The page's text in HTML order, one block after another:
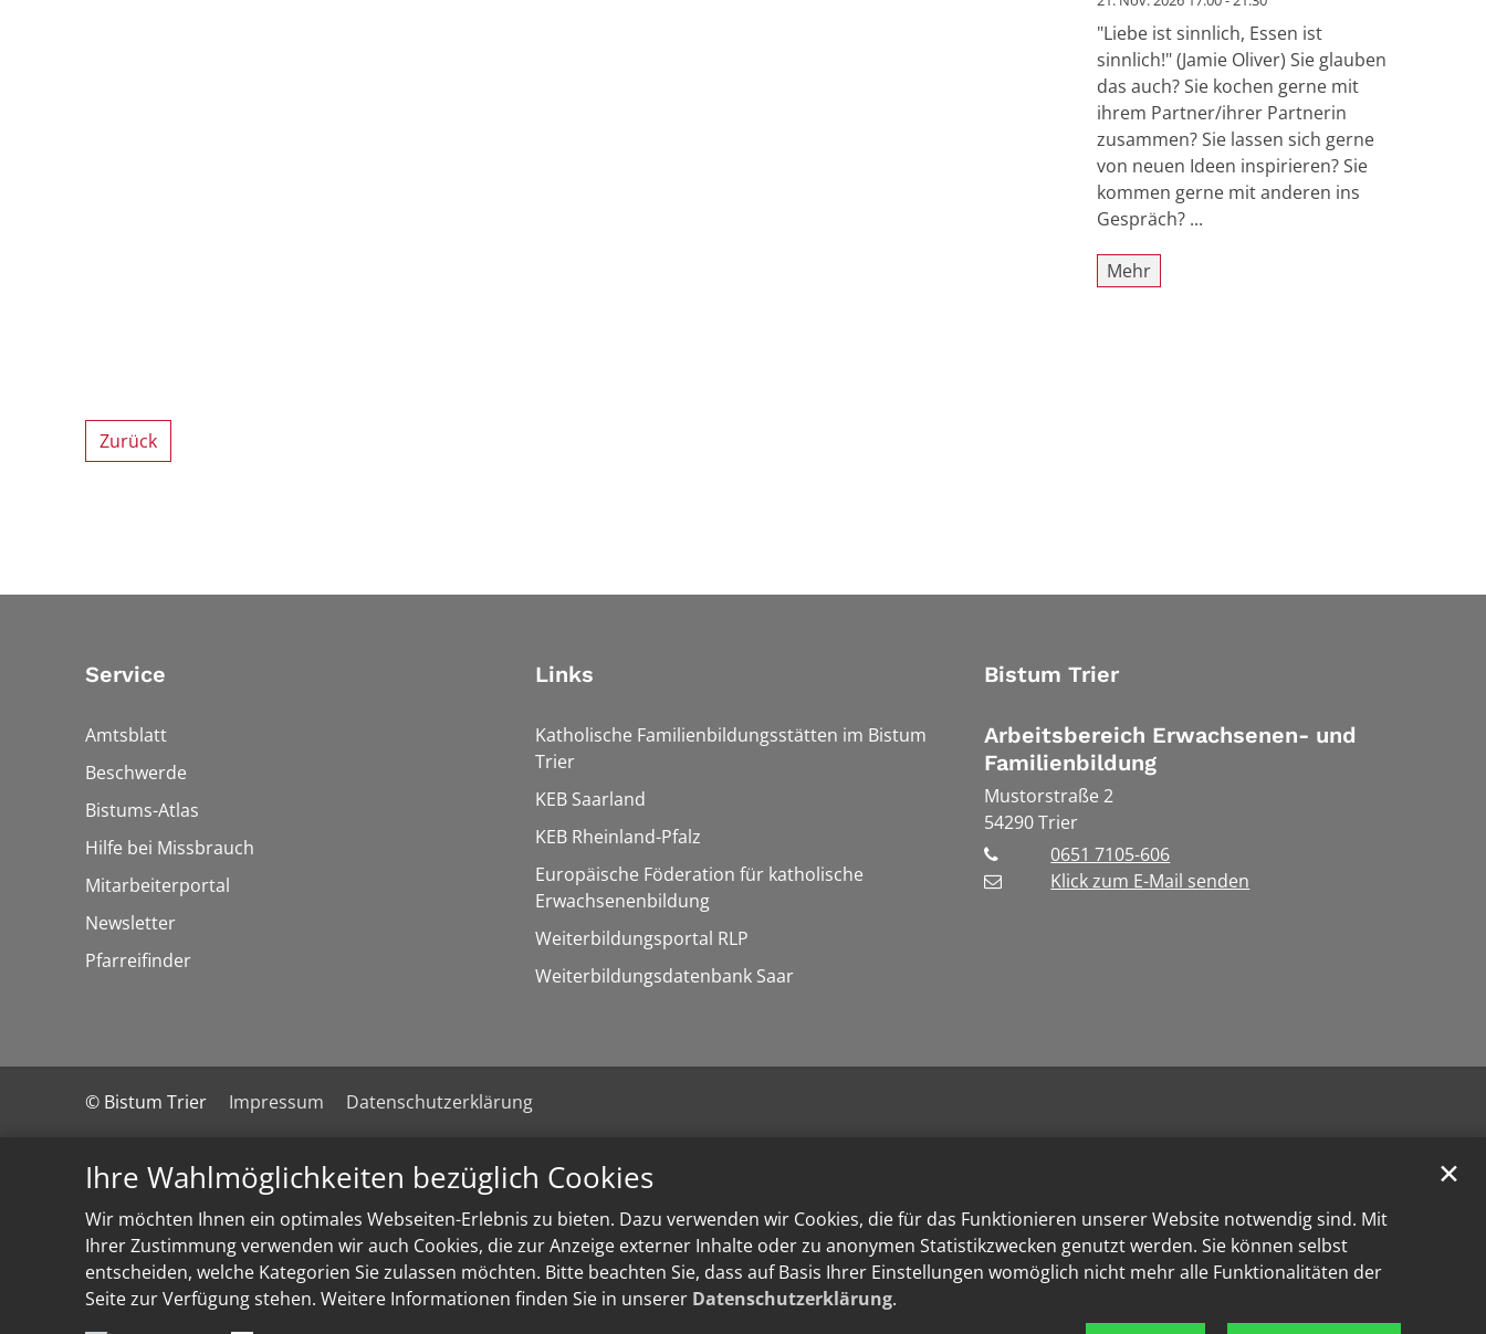
Ihre Wahlmöglichkeiten bezüglich Cookies
Wir möchten Ihnen ein optimales Webseiten-Erlebnis zu bieten. Dazu verwenden wir Cookies, die für das Funktionieren unserer Website notwendig sind. Mit
Ihrer Zustimmung verwenden wir auch Cookies, die zur Anzeige externer Inhalte oder zu anonymen Statistikzwecken genutzt werden. Sie können selbst
entscheiden, welche Kategorien Sie zulassen möchten. Bitte beachten Sie, dass auf Basis Ihrer Einstellungen womöglich nicht mehr alle Funktionalitäten der
Seite zur Verfügung stehen. Weitere Informationen finden Sie in unserer Datenschutzerklärung.
✕
"Liebe ist sinnlich, Essen ist
sinnlich!" (Jamie Oliver) Sie glauben
das auch? Sie kochen gerne mit
ihrem Partner/ihrer Partnerin
zusammen? Sie lassen sich gerne
von neuen Ideen inspirieren? Sie
kommen gerne mit anderen ins
Gespräch? ...
Mehr
Zurück
Service
Amtsblatt
Beschwerde
Bistums-Atlas
Hilfe bei Missbrauch
Mitarbeiterportal
Newsletter
Pfarreifinder
Links
Katholische Familienbildungsstätten im Bistum
Trier
KEB Saarland
KEB Rheinland-Pfalz
Europäische Föderation für katholische
Erwachsenenbildung
Weiterbildungsportal RLP
Weiterbildungsdatenbank Saar
Bistum Trier
Arbeitsbereich Erwachsenen- und
Familienbildung
Mustorstraße 2
54290Trier
0651 7105-606
Klick zum E-Mail senden
© Bistum Trier Impressum Datenschutzerklärung